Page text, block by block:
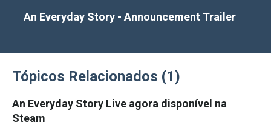
Torne-se ágil e rápido como o Origami de Morcego
e use o equipamento único do soldado de chumbo
para navegar por ambientes perigosos.
Assim como os humanos viajam ao longo de suas
vidas, seus objetos também! Explore diversos locais
An Everyday Story - Announcement Trailer
Tópicos Relacionados (1)
An Everyday Story Live agora disponível na
Steam